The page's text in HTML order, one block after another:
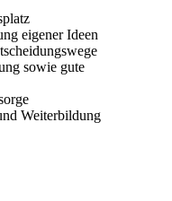
eigener Ideen
sowie gute
Weiterbildung